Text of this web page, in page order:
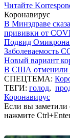
Читайте
Коронавирус
В Минздраве
прививки от
Подвид Омикрона
Заболеваемость
Новый вариант
В США отменили
СПЕЦТЕМА:
ТЕГИ: голод,
Коронавирус
Если вы заметили
нажмите